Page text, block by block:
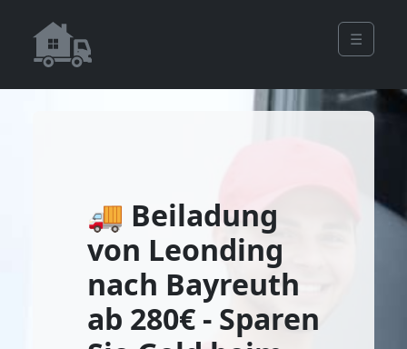
☰
🚚 Beiladung
von Leonding
nach Bayreuth
ab 280€ - Sparen